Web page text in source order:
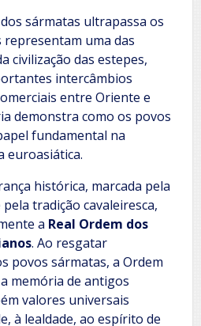
sármatas ultrapassa os
representam uma das
civilização das estepes,
intercâmbios
entre Oriente e
demonstra como os povos
fundamental na
euroasiática.
histórica, marcada pela
tradição cavaleiresca,
a Real Ordem dos
. Ao resgatar
povos sármatas, a Ordem
memória de antigos
valores universais
à lealdade, ao espírito de